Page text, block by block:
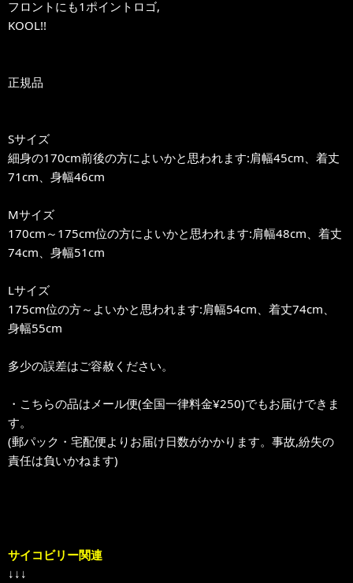
フロントにも1ポイントロゴ,
KOOL!!
正規品
Sサイズ
細身の170cm前後の方によいかと思われます:肩幅45cm、着丈
71cm、身幅46cm
Mサイズ
170cm～175cm位の方によいかと思われます:肩幅48cm、着丈
74cm、身幅51cm
Lサイズ
175cm位の方～よいかと思われます:肩幅54cm、着丈74cm、
身幅55cm
多少の誤差はご容赦ください。
・こちらの品はメール便(全国一律料金¥250)でもお届けできま
す。
(郵パック・宅配便よりお届け日数がかかります。事故,紛失の
責任は負いかねます)
サイコビリー関連
↓↓↓